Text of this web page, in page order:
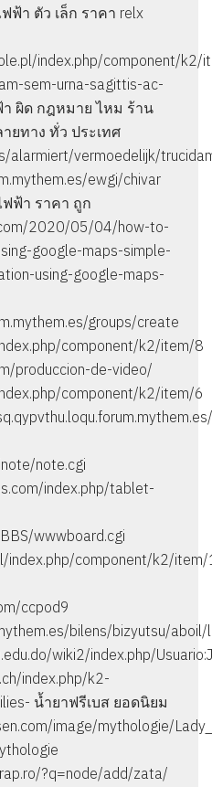
ฟ้า ตัว เล็ก ราคา relx
index.php/component/k2/
sem-urna-sagittis-ac-
ผิด กฎหมาย ไหม ร้าน
ยทาง ทั่ว ประเทศ
alarmiert/vermoedelijk/
ewgi/chivar
ฟฟ้า ราคา ถูก
2020/05/04/how-to-
google-maps-simple-
using-google-maps-
groups/create
component/k2/item/8
produccion-de-video/
component/k2/item/6
note.cgi
index.php/tablet-
wwwboard.cgi
index.php/component/k2/
ccpod9
bilens/bizyutsu/
wiki2/index.php/
index.php/k2-
น้ำยาฟรีเบส ยอดนิยม
image/mythologie/
?q=node/add/zata/